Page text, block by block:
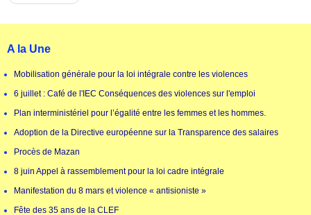
A la Une
Mobilisation générale pour la loi intégrale contre les violences
6 juillet : Café de l'IEC Conséquences des violences sur l'emploi
Plan interministériel pour l’égalité entre les femmes et les hommes.
Adoption de la Directive européenne sur la Transparence des salaires
Procès de Mazan
8 juin Appel à rassemblement pour la loi cadre intégrale
Manifestation du 8 mars et violence « antisioniste »
Fête des 35 ans de la CLEF